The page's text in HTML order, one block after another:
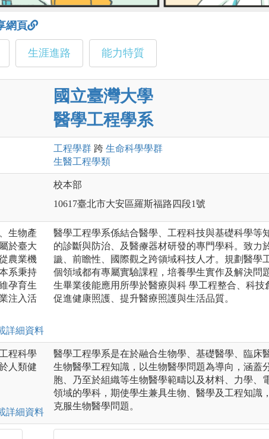
網頁
生涯進路 能力特質
國立臺灣大學
醫學工程學系
工程學群 跨 生命科學學群
生醫工程學類
校本部
10617臺北市大安區羅斯福路四段1號
生物產
於臺大
農業機
系秉持
孕育生
注入活
詳細資料
醫學工程學系係結合醫學、工程科技與基礎科學等
的診斷與防治、及醫療器材研發的專門學科。致力
識、前瞻性、國際觀之跨領域科技人才。規劃醫學
個領域都有專屬實驗課程，培養學生實作及解決問
生畢業後能應用所學於醫療與科 學工程整合、科技
促進健康照護、提升醫療照護與生活品質。
程科學
人類健
詳細資料
醫學工程學系是在於融合生物學、基礎醫學、臨床
生物醫學工程知識，以生物醫學問題為導向，涵蓋
胞、乃至於組織等生物醫學範疇以及材料、力學、
領域的學科，期使學生兼具生物、醫學及工程知識
克服生物醫學問題。